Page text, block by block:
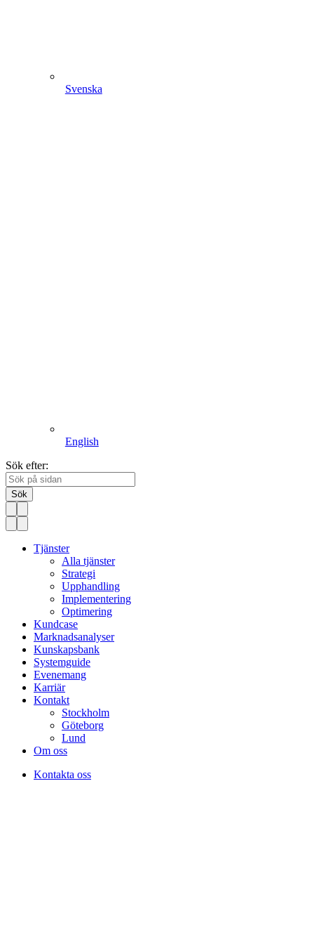
Svenska
English
Sök efter:
Sök
Tjänster
Alla tjänster
Strategi
Upphandling
Implementering
Optimering
Kundcase
Marknadsanalyser
Kunskapsbank
Systemguide
Evenemang
Karriär
Kontakt
Stockholm
Göteborg
Lund
Om oss
Kontakta oss